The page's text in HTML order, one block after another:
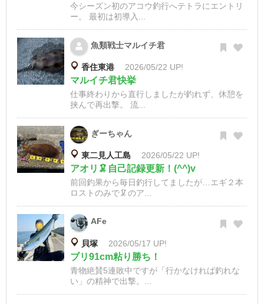
今シーズン初のアコウ釣行へテトラにエントリ
ー。 最初は初導入...
魚類戦士マルイチ君
香住東港 2026/05/22 UP!
マルイチ君快挙
仕事終わりから直行しましたが釣れず、休憩を
挟んで再出撃。 流...
ぎーちゃん
東二見人工島 2026/05/22 UP!
アオリ🦑自己記録更新！(^^)v
前回釣果から毎日釣行してましたが…エギ２本
ロストのみで🦑のア...
AFe
貝塚 2026/05/17 UP!
ブリ91cm粘り勝ち！
青物絶賛5連敗中ですが「行かなければ釣れな
い」の精神で出撃。...